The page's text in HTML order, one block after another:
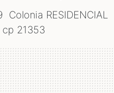
Colonia RESIDENCIAL
cp 21353